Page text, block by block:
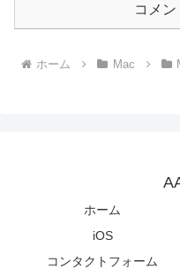
コメ
ホーム Mac
ホーム
iOS
コンタクトフォーム